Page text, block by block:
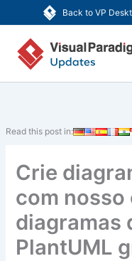
Back to VP
to
content
Read this post in:
Crie
com
diagramas
PlantUML